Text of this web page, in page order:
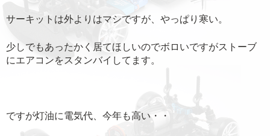
サーキットは外よりはマシですが、やっぱり寒い。
少しでもあったかく居てほしいのでボロいですがストーブ
にエアコンをスタンバイしてます。
ですが灯油に電気代、今年も高い・・